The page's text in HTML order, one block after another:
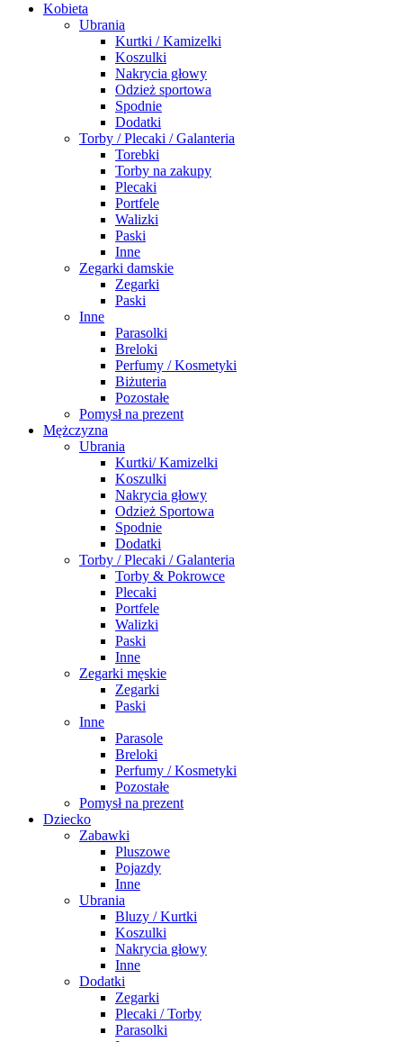
Kobieta
Ubrania
Kurtki / Kamizelki
Koszulki
Nakrycia głowy
Odzież sportowa
Spodnie
Dodatki
Torby / Plecaki / Galanteria
Torebki
Torby na zakupy
Plecaki
Portfele
Walizki
Paski
Inne
Zegarki damskie
Zegarki
Paski
Inne
Parasolki
Breloki
Perfumy / Kosmetyki
Biżuteria
Pozostałe
Pomysł na prezent
Mężczyzna
Ubrania
Kurtki/ Kamizelki
Koszulki
Nakrycia głowy
Odzież Sportowa
Spodnie
Dodatki
Torby / Plecaki / Galanteria
Torby & Pokrowce
Plecaki
Portfele
Walizki
Paski
Inne
Zegarki męskie
Zegarki
Paski
Inne
Parasole
Breloki
Perfumy / Kosmetyki
Pozostałe
Pomysł na prezent
Dziecko
Zabawki
Pluszowe
Pojazdy
Inne
Ubrania
Bluzy / Kurtki
Koszulki
Nakrycia głowy
Inne
Dodatki
Zegarki
Plecaki / Torby
Parasolki